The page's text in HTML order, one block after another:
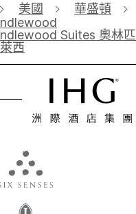
美國 華盛頓
Suites 奧林匹
西